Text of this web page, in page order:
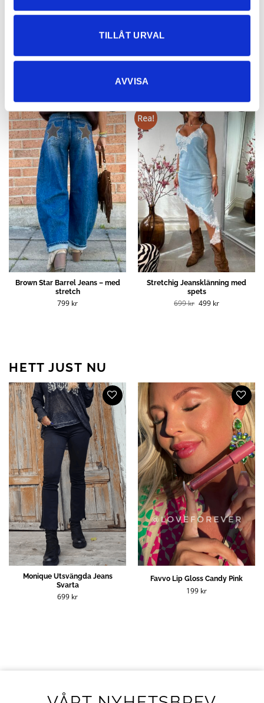
TILLÅT URVAL
AVVISA
499kr 499kr
Brown Star Barrel Jeans – med
stretch
799 kr
Rea!
Stretchig Jeansklänning med
spets
699kr Det
ursprungliga
499 krDet
HETT JUST NU
Monique Utsvängda Jeans
Svarta
699 kr
Favvo Lip Gloss Candy Pink
199 kr